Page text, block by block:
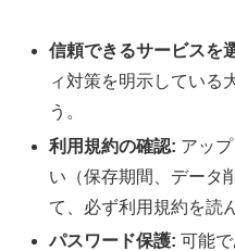
信頼できるサービスを
ィ対策を明示している
う。
利用規約の確認: アッ
い（保存期間、データ
て、必ず利用規約を読
パスワード保護: 可能